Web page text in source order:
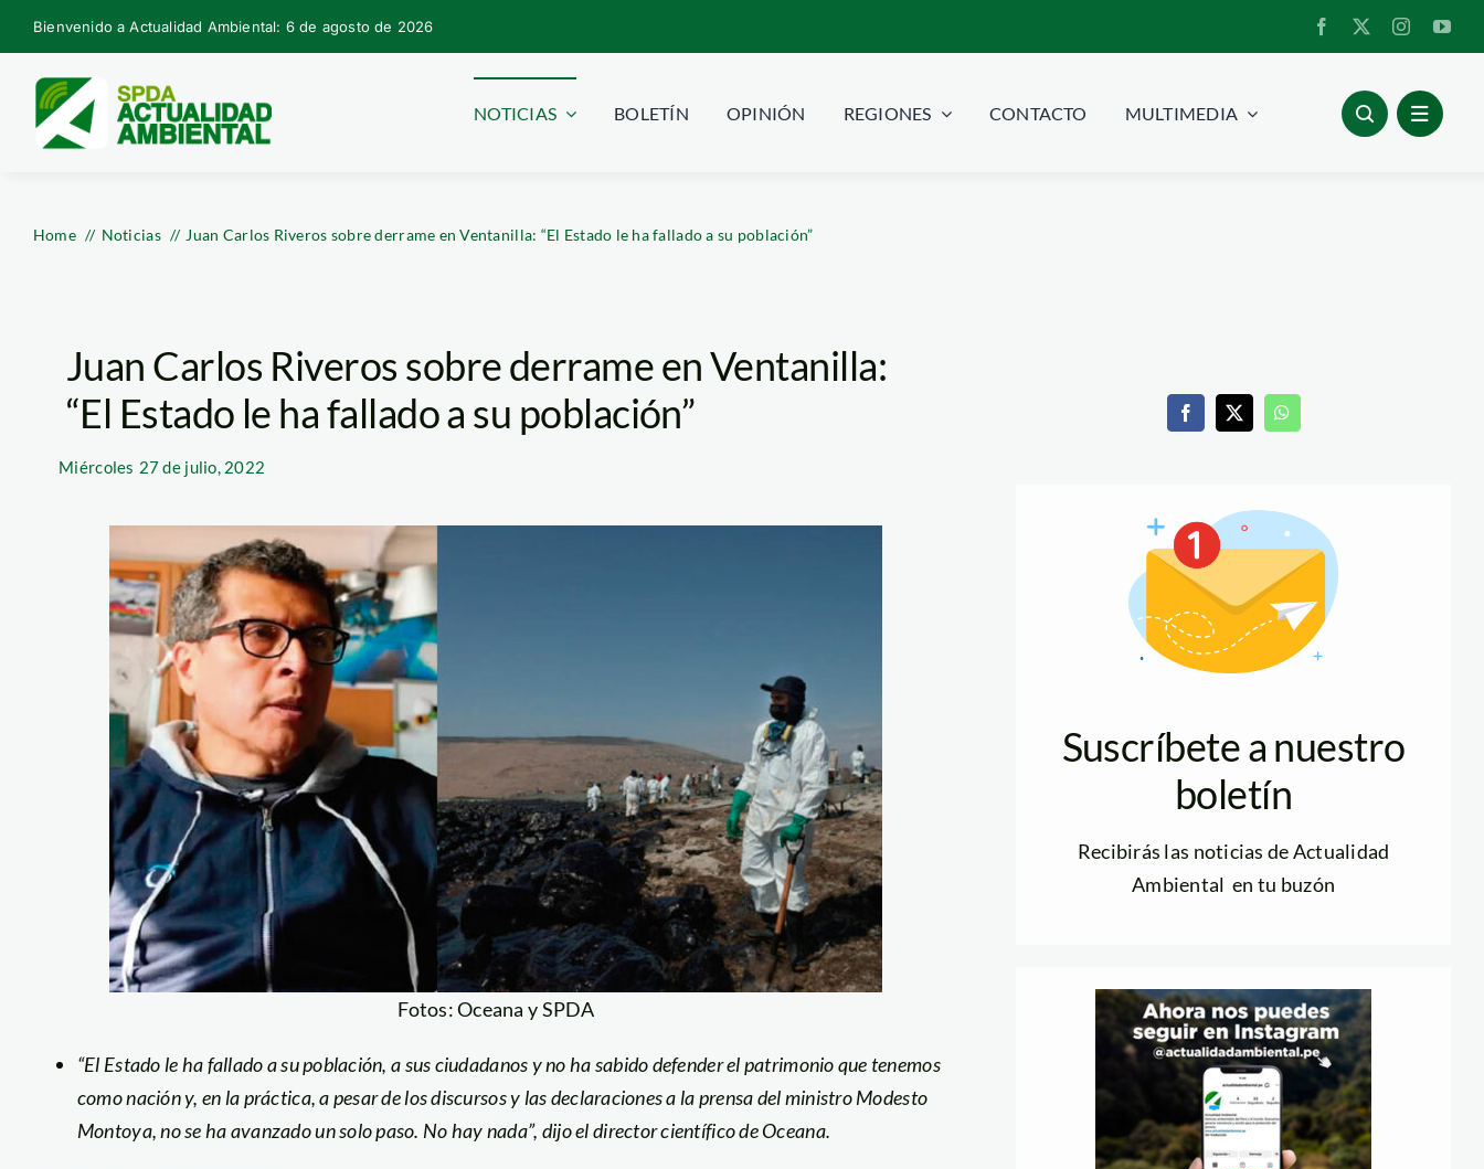
Skip
to
content
Bienvenido a Actualidad Ambiental: 6 de agosto de 2026
NOTICIAS BOLETÍN OPINIÓN REGIONES CONTACTO MULTIMEDIA
Home Noticias Juan Carlos Riveros sobre derrame en Ventanilla: “El Estado le ha fallado a su población”
Juan Carlos Riveros sobre derrame en Ventanilla:
“El Estado le ha fallado a su población”
Miércoles 27 de julio, 2022
Fotos: Oceana y SPDA
“El Estado le ha fallado a su población, a sus ciudadanos y no ha sabido defender el patrimonio que tenemos
como nación y, en la práctica, a pesar de los discursos y las declaraciones a la prensa del ministro Modesto
Montoya, no se ha avanzado un solo paso. No hay nada”, dijo el director científico de Oceana.
Suscríbete a nuestro
boletín
Recibirás las noticias de Actualidad
Ambiental en tu buzón